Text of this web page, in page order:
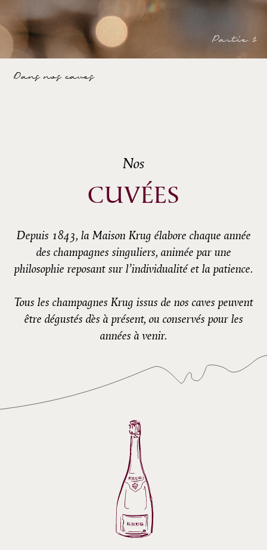
Partie 1
Dans nos caves
Nos
CUVÉES
Depuis 1843, la Maison Krug élabore chaque année
des champagnes singuliers, animée par une
philosophie reposant sur l’individualité et la patience.
Tous les champagnes Krug issus de nos caves peuvent
être dégustés dès à présent, ou conservés pour les
années à venir.